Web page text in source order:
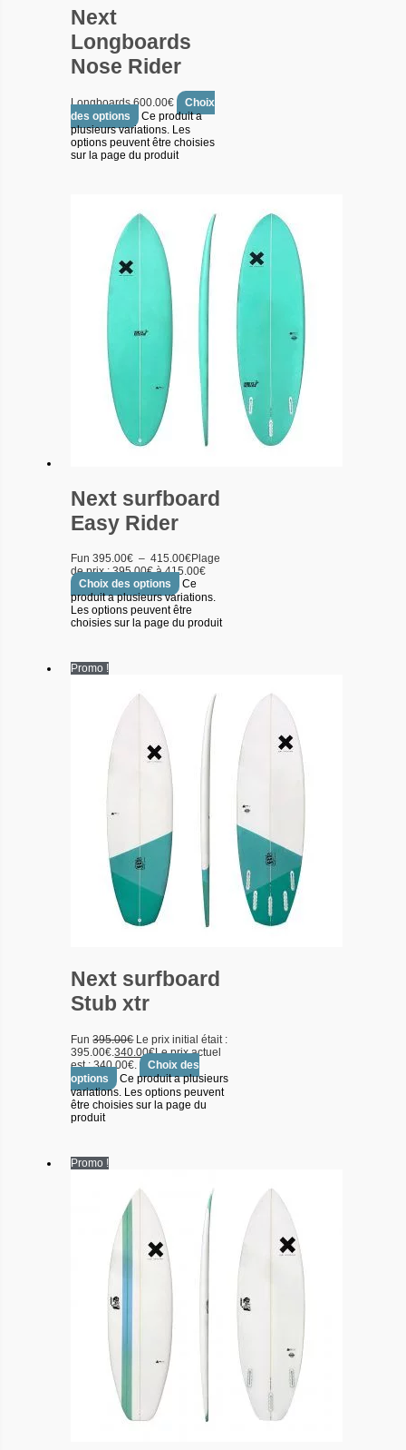
Next
Longboards
Nose Rider
Longboards600.00€
Choix
des options
Ce produit a
plusieurs variations. Les
options peuvent être choisies
sur la page du produit
Next surfboard
Easy Rider
Fun395.00€ – 415.00€Plage
de prix : 395.00€ à 415.00€
Choix des options
Ce
produit a plusieurs variations.
Les options peuvent être
choisies sur la page du produit
Promo !
Next surfboard
Stub xtr
Fun395.00€ Le prix initial était :
395.00€.340.00€Le prix actuel
est : 340.00€.
Choix des
options
Ce produit a plusieurs
variations. Les options peuvent
être choisies sur la page du
produit
Promo !